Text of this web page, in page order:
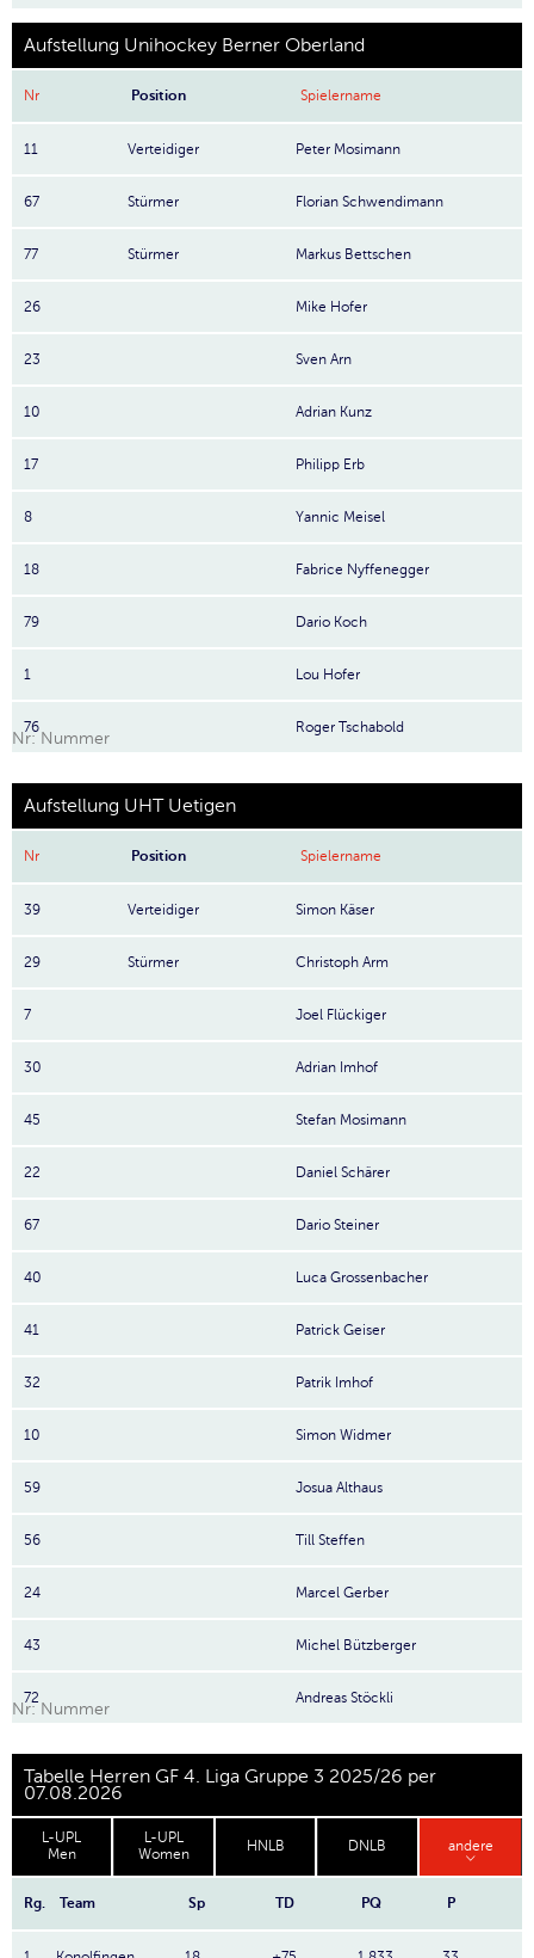
Aufstellung Unihockey Berner Oberland
Nr Position Spielername
11 Verteidiger Peter Mosimann
67 Stürmer Florian Schwendimann
77 Stürmer Markus Bettschen
26 Mike Hofer
23 Sven Arn
10 Adrian Kunz
17 Philipp Erb
8 Yannic Meisel
18 Fabrice Nyffenegger
79 Dario Koch
1 Lou Hofer
76 Roger Tschabold
Nr: Nummer
Aufstellung UHT Uetigen
Nr Position Spielername
39 Verteidiger Simon Käser
29 Stürmer Christoph Arm
7 Joel Flückiger
30 Adrian Imhof
45 Stefan Mosimann
22 Daniel Schärer
67 Dario Steiner
40 Luca Grossenbacher
41 Patrick Geiser
32 Patrik Imhof
10 Simon Widmer
59 Josua Althaus
56 Till Steffen
24 Marcel Gerber
43 Michel Bützberger
72 Andreas Stöckli
Nr: Nummer
Tabelle Herren GF 4. Liga Gruppe 3 2025/26 per
07.08.2026
L-UPL
Men
L-UPL
Women
HNLB DNLB andere
Rg. Team Sp TD PQ P